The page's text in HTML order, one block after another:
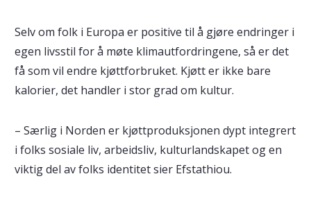
Selv om folk i Europa er positive til å gjøre endringer i
egen livsstil for å møte klimautfordringene, så er det
få som vil endre kjøttforbruket. Kjøtt er ikke bare
kalorier, det handler i stor grad om kultur.
– Særlig i Norden er kjøttproduksjonen dypt integrert
i folks sosiale liv, arbeidsliv, kulturlandskapet og en
viktig del av folks identitet sier Efstathiou. ​